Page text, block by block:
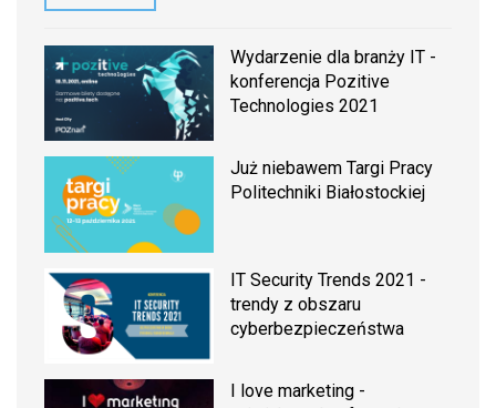
Wydarzenie dla branży IT -
konferencja Pozitive
Technologies 2021
Już niebawem Targi Pracy
Politechniki Białostockiej
IT Security Trends 2021 -
trendy z obszaru
cyberbezpieczeństwa
I love marketing -